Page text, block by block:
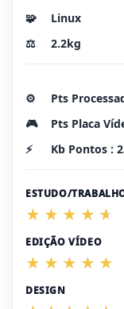
🧩
Linux
⚖️
2.2kg
⚙️
Pts
🎮
Pts Placa
⚡
Kb Pontos :
ESTUDO/
EDIÇÃO VÍDEO
DESIGN